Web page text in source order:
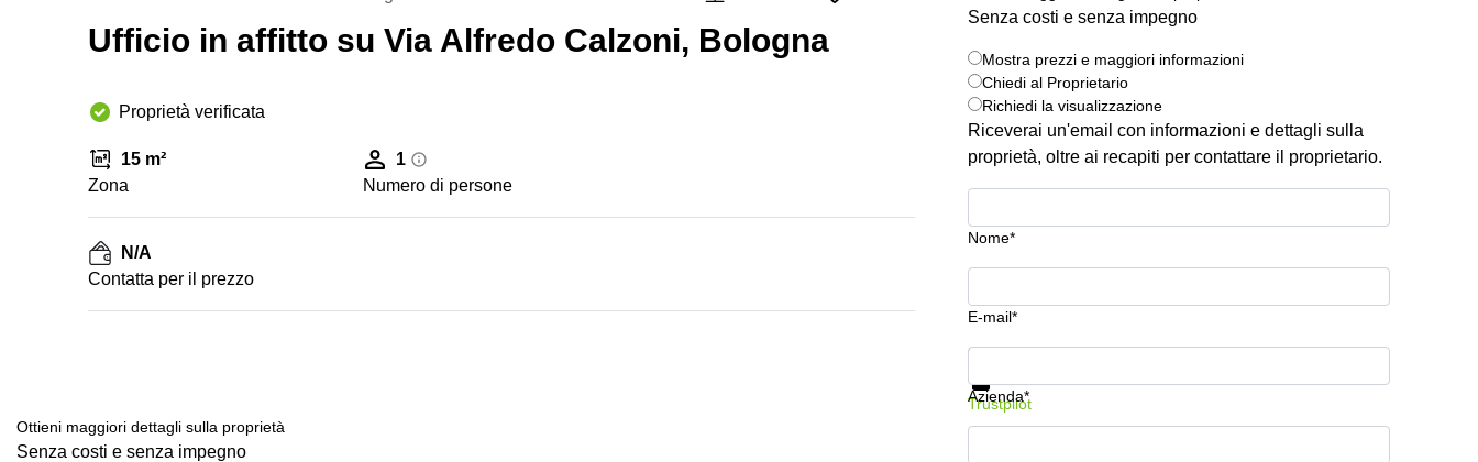
Ufficio in affitto su Via Alfredo Calzoni, Bologna
Proprietà verificata
15 m²
Zona
1
Numero di persone
N/A
Сontatta per il prezzo
Senza costi e senza impegno
Mostra prezzi e maggiori informazioni
Chiedi al Proprietario
Richiedi la visualizzazione
Riceverai un'email con informazioni e dettagli sulla
proprietà, oltre ai recapiti per contattare il proprietario.
Nome*
E-mail*
Azienda*
Mostra prezzi e maggiori informazioni
Trustpilot
Ottieni maggiori dettagli sulla proprietà
Senza costi e senza impegno